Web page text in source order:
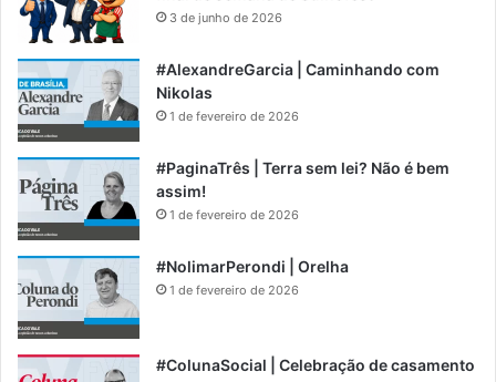
3 de junho de 2026
#AlexandreGarcia | Caminhando com
Nikolas
1 de fevereiro de 2026
#PaginaTrês | Terra sem lei? Não é bem
assim!
1 de fevereiro de 2026
#NolimarPerondi | Orelha
1 de fevereiro de 2026
#ColunaSocial | Celebração de casamento